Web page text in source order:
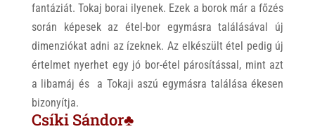
fantáziát. Tokaj borai ilyenek. Ezek a borok már a főzés
során képesek az étel-bor egymásra találásával új
dimenziókat adni az ízeknek. Az elkészült étel pedig új
értelmet nyerhet egy jó bor-étel párosítással, mint azt
a libamáj és a Tokaji aszú egymásra találása ékesen
bizonyítja.
Csíki Sándor♣